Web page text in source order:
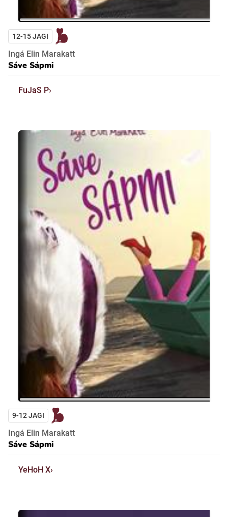
12-15 JAGI
Ingá Elin Marakatt
Sáve Sápmi
FuJaS P
9-12 JAGI
Ingá Elin Marakatt
Sáve Sápmi
YeHoH X